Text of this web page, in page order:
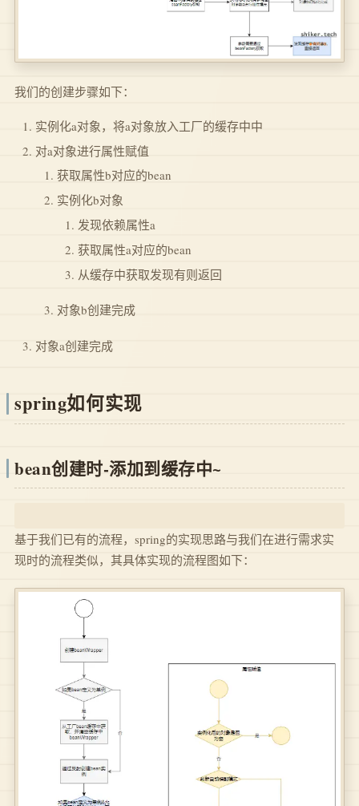
我们的创建步骤如下：
实例化a对象，将a对象放入工厂的缓存中中
对a对象进行属性赋值
获取属性b对应的bean
实例化b对象
发现依赖属性a
获取属性a对应的bean
从缓存中获取发现有则返回
对象b创建完成
对象a创建完成
spring如何实现
bean创建时-添加到缓存中~
基于我们已有的流程，spring的实现思路与我们在进行需求实
现时的流程类似，其具体实现的流程图如下：